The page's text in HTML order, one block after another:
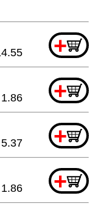
+
+
1.86
+
5.37
+
1.86